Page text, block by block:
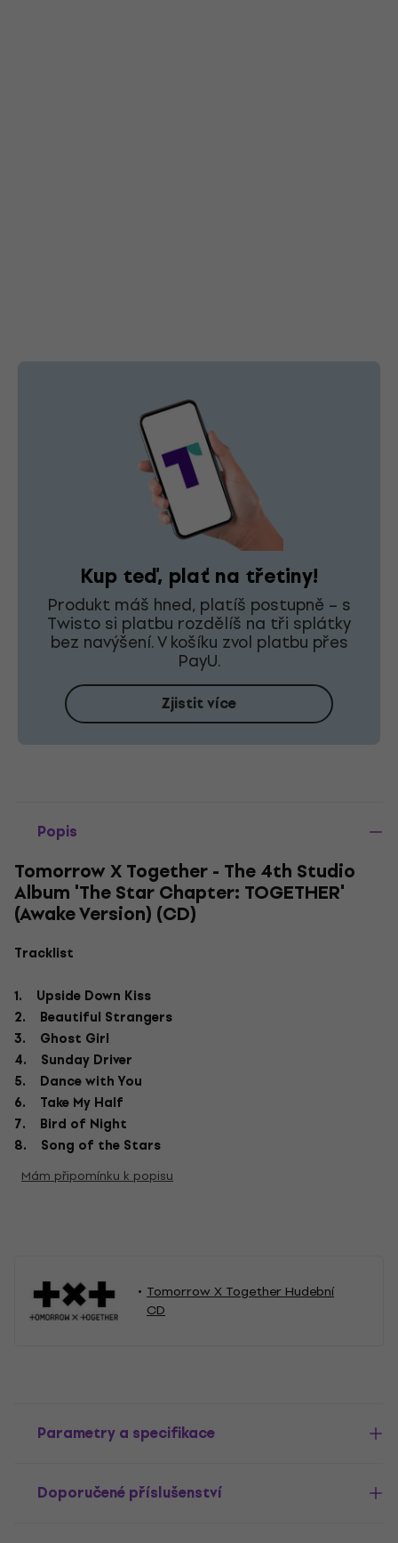
Kup teď, plať na třetiny!
Produkt máš hned, platíš postupně – s
Twisto si platbu rozdělíš na tři splátky
bez navýšení. V košíku zvol platbu přes
PayU.
Zjistit více
Popis
Tomorrow X Together - The 4th Studio
Album 'The Star Chapter: TOGETHER'
(Awake Version) (CD)
Tracklist
1. Upside Down Kiss
2. Beautiful Strangers
3. Ghost Girl
4. Sunday Driver
5. Dance with You
6. Take My Half
7. Bird of Night
8. Song of the Stars
Mám připomínku k popisu
Tomorrow X Together Hudební
CD
Parametry a specifikace
Doporučené příslušenství